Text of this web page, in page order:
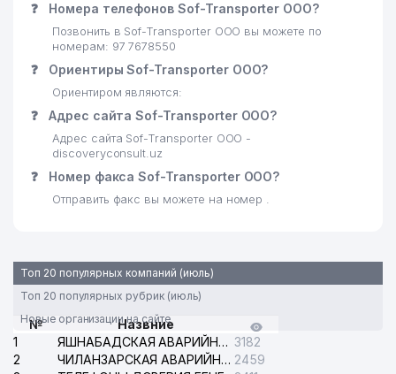
❓ Номера телефонов Sof-Transporter ООО?
Позвонить в Sof-Transporter ООО вы можете по
номерам: 97 7678550
❓ Ориентиры Sof-Transporter ООО?
Ориентиром являются:
❓ Адрес сайта Sof-Transporter ООО?
Адрес сайта Sof-Transporter ООО -
discoveryconsult.uz
❓ Номер факса Sof-Transporter ООО?
Отправить факс вы можете на номер .
Топ 20 популярных компаний (июль)
Топ 20 популярных рубрик (июль)
Новые организации на сайте
№
Назвние
1
ЯШНАБАДСКАЯ АВАРИЙНАЯ СЛУЖБА ЭЛЕКТРОСЕТИ 3182
2
ЧИЛАНЗАРСКАЯ АВАРИЙНАЯ СЛУЖБА ЭЛЕКТРОСЕТИ 2459